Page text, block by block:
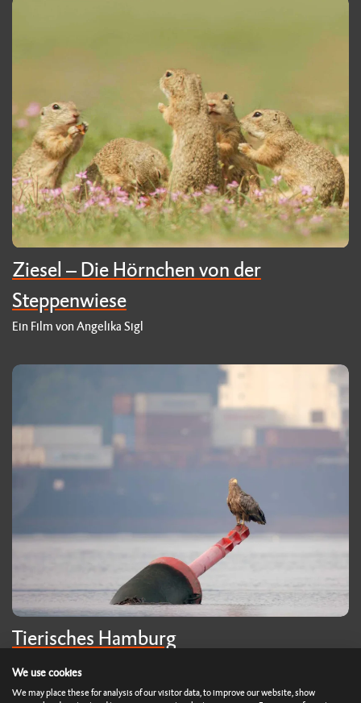
Ziesel – Die Hörnchen von der
Steppenwiese
Ein Film von Angelika Sigl
Tierisches Hamburg
Ein Film von Holger Vogt
We use cookies
We may place these for analysis of our visitor data, to improve our website, show